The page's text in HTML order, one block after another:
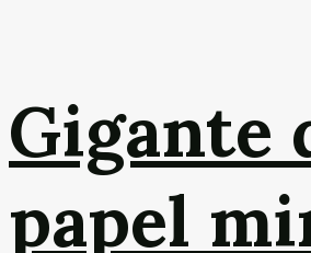
Gigante
papel